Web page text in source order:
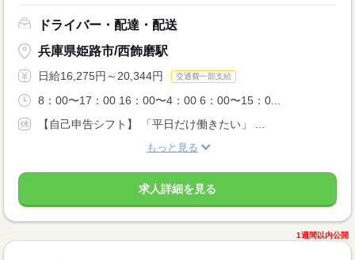
ドライバー・配達・配送
兵庫県姫路市/西飾磨駅
日給16,275円～20,344円 交通費一部支給
8：00〜17：00 16：00〜4：00 6：00〜15：0...
【自己申告シフト】 「平日だけ働きたい」 ...
もっと見る
求人詳細を見る
1週間以内公開